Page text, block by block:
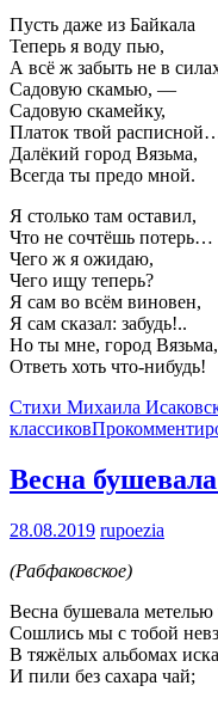
Пусть даже из Байкала
Теперь я воду пью,
А всё ж забыть не в
Садовую скамью, —
Садовую скамейку,
Платок твой
Далёкий город Вязьма,
Всегда ты предо мной.
Я столько там оставил,
Что не сочтёшь потерь…
Чего ж я ожидаю,
Чего ищу теперь?
Я сам во всём виновен,
Я сам сказал: забудь!..
Но ты мне, город Вязьма,
Ответь хоть что-нибудь!
Стихи Михаила
классиков
Весна бушевала
28.08.2019 rupoezia
(Рабфаковское)
Весна бушевала метелью
Сошлись мы с тобой
В тяжёлых альбомах
И пили без сахара чай;